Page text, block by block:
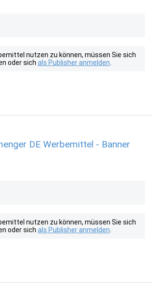
nutzen zu können, müssen Sie sich
oder sich als Publisher anmelden
DE Werbemittel - Banner
nutzen zu können, müssen Sie sich
oder sich als Publisher anmelden